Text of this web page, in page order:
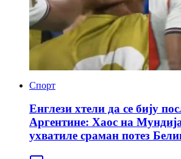
Спорт
Енглези хтели да се бију
Аргентине: Хаос на
ухватиле сраман потез